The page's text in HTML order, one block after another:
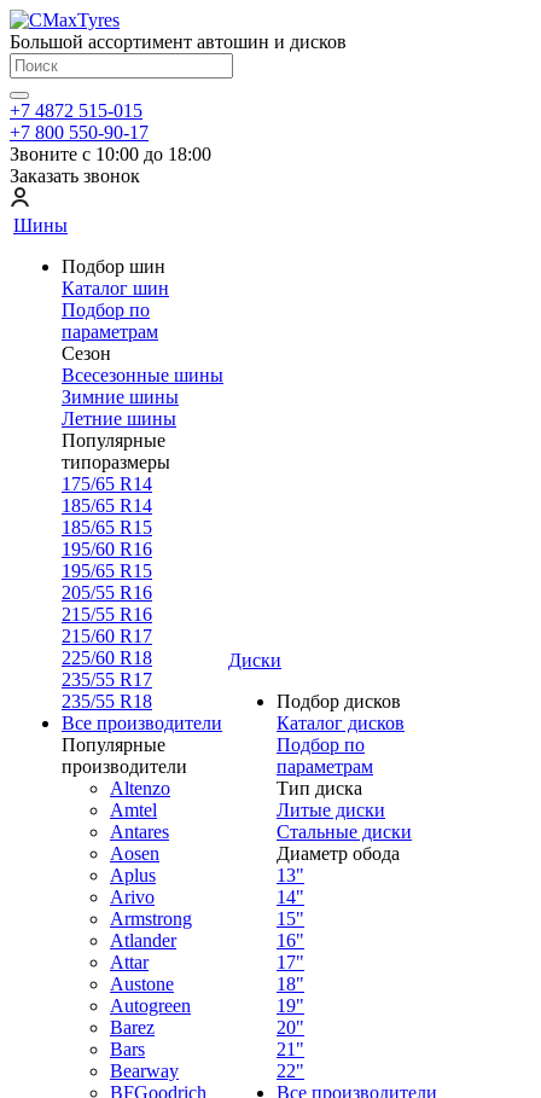
Большой ассортимент автошин и дисков
+7 4872 515-015
+7 800 550-90-17
Звоните с 10:00 до 18:00
Заказать звонок
Шины
Подбор шин
Каталог шин
Подбор по
параметрам
Сезон
Всесезонные шины
Зимние шины
Летние шины
Популярные
типоразмеры
175/65 R14
185/65 R14
185/65 R15
195/60 R16
195/65 R15
205/55 R16
215/55 R16
215/60 R17
225/60 R18
235/55 R17
235/55 R18
Все производители
Популярные
производители
Altenzo
Amtel
Antares
Aosen
Aplus
Arivo
Armstrong
Atlander
Attar
Austone
Autogreen
Barez
Bars
Bearway
BFGoodrich
Диски
Подбор дисков
Каталог дисков
Подбор по
параметрам
Тип диска
Литые диски
Стальные диски
Диаметр обода
13"
14"
15"
16"
17"
18"
19"
20"
21"
22"
Все производители